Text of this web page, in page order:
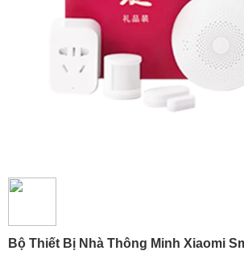
Bộ Thiết Bị Nhà Thông Minh Xiaomi